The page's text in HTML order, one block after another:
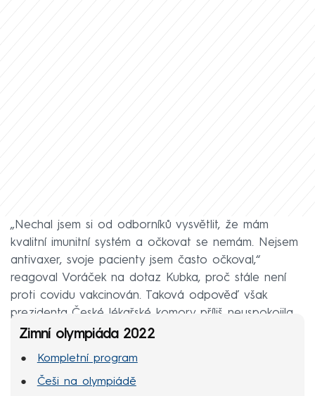
„Nechal jsem si od odborníků vysvětlit, že mám
kvalitní imunitní systém a očkovat se nemám. Nejsem
antivaxer, svoje pacienty jsem často očkoval,“
reagoval Voráček na dotaz Kubka, proč stále není
proti covidu vakcinován. Taková odpověď však
prezidenta České lékařské komory příliš neuspokojila.
Zimní olympiáda 2022
Kompletní program
Češi na olympiádě